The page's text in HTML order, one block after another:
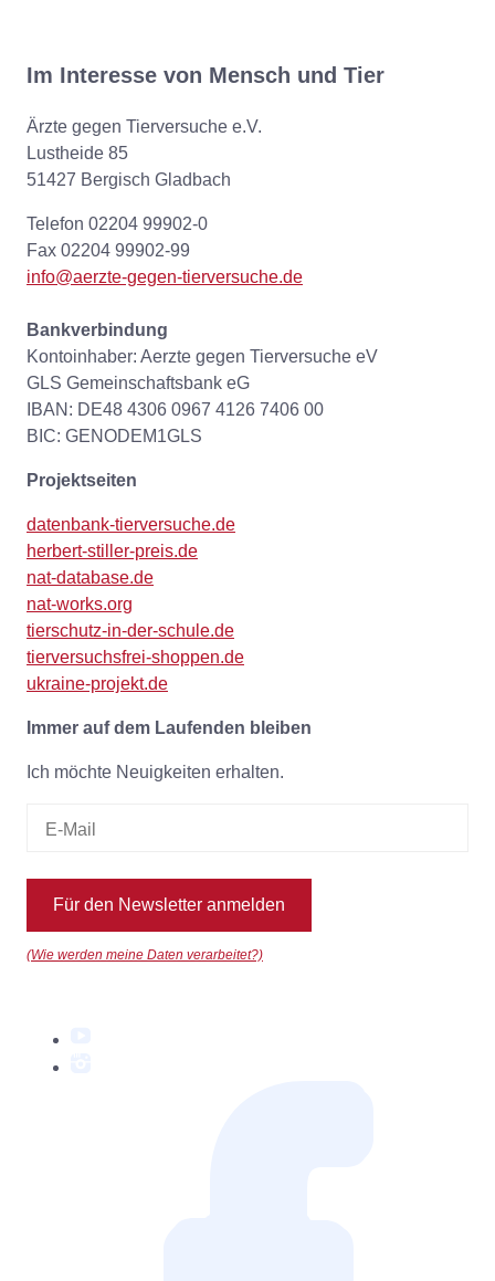
Im Interesse von Mensch und Tier
Ärzte gegen Tierversuche e.V.
Lustheide 85
51427 Bergisch Gladbach
Telefon 02204 99902-0
Fax 02204 99902-99
info@aerzte-gegen-tierversuche.de
Bankverbindung
Kontoinhaber: Aerzte gegen Tierversuche eV
GLS Gemeinschaftsbank eG
IBAN: DE48 4306 0967 4126 7406 00
BIC: GENODEM1GLS
Projektseiten
datenbank-tierversuche.de
herbert-stiller-preis.de
nat-database.de
nat-works.org
tierschutz-in-der-schule.de
tierversuchsfrei-shoppen.de
ukraine-projekt.de
Immer auf dem Laufenden bleiben
Ich möchte Neuigkeiten erhalten.
Für den Newsletter anmelden
(Wie werden meine Daten verarbeitet?)